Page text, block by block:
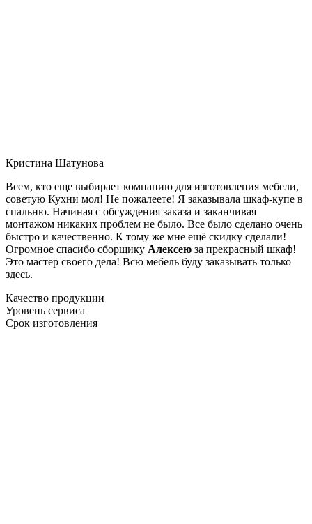
Кристина Шатунова
Всем, кто еще выбирает компанию для изготовления мебели,
советую Кухни мол! Не пожалеете! Я заказывала шкаф-купе в
спальню. Начиная с обсуждения заказа и заканчивая
монтажом никаких проблем не было. Все было сделано очень
быстро и качественно. К тому же мне ещё скидку сделали!
Огромное спасибо сборщику Алексею за прекрасный шкаф!
Это мастер своего дела! Всю мебель буду заказывать только
здесь.
Качество продукции
Уровень сервиса
Срок изготовления